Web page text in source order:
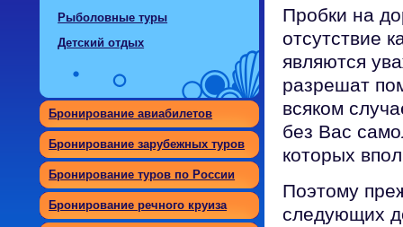
Рыболовные туры
Детский отдых
Бронирование авиабилетов
Бронирование зарубежных туров
Бронирование туров по России
Бронирование речного круиза
Пробки на
отсутствие
являются
разрешат
всяком
без Вас
которых
Поэтому
следующих